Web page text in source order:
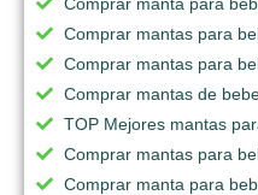
Comprar mantas para
Comprar mantas para
Comprar mantas de
TOP Mejores mantas
Comprar mantas para
Comprar manta para